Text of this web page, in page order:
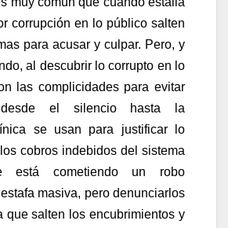
corrupción en lo público salten
para acusar y culpar. Pero, y
al descubrir lo corrupto en lo
las complicidades para evitar
el silencio hasta la
se usan para justificar lo
cobros indebidos del sistema
está cometiendo un robo
masiva, pero denunciarlos
que salten los encubrimientos y